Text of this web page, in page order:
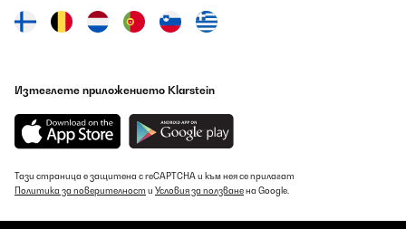
Изтеглете приложението Klarstein
Тази страница е защитена с reCAPTCHA и към нея се прилагат
Политика за поверителност и Условия за ползванена Google.